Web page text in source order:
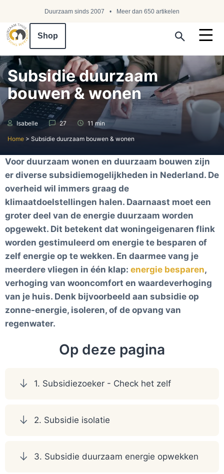
Duurzaam sinds 2007 Meer dan 650 artikelen
Shop
Subsidie duurzaam
bouwen & wonen
Isabelle 27 11 min
Home > Subsidie duurzaam bouwen & wonen
Voor duurzaam wonen en duurzaam bouwen zijn
er diverse subsidiemogelijkheden in Nederland. De
overheid wil immers graag de
klimaatdoelstellingen halen. Daarnaast moet een
groter deel van de energie duurzaam worden
opgewekt. Dit betekent dat woningeigenaren flink
worden gestimuleerd om energie te besparen of
zelf energie op te wekken. En daarmee vang je
meerdere vliegen in één klap: energie besparen,
verhoging van wooncomfort en waardeverhoging
van je huis. Denk bijvoorbeeld aan subsidie op
zonne-energie, isoleren, of de opvang van
regenwater.
Op deze pagina
1. Subsidiezoeker - Check het zelf
2. Subsidie isolatie
3. Subsidie duurzaam energie opwekken